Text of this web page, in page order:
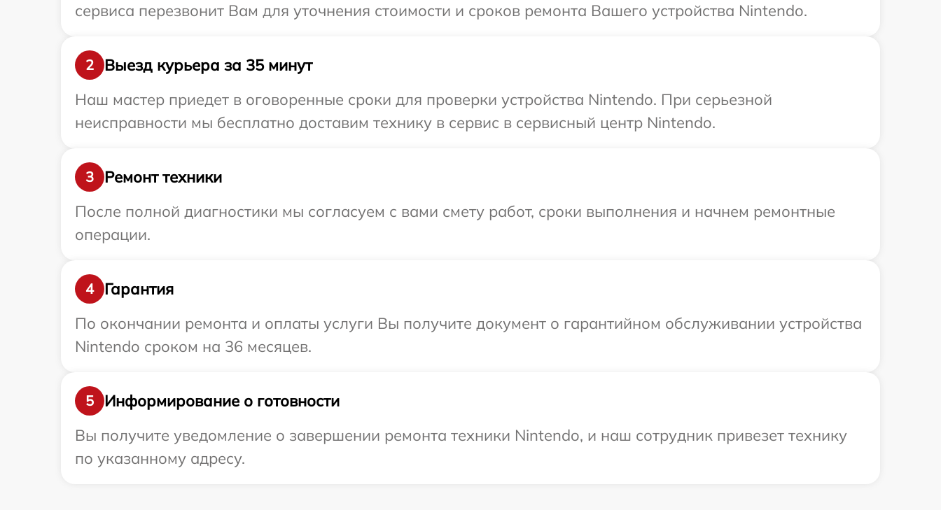
сервиса перезвонит Вам для уточнения стоимости и сроков ремонта Вашего устройства Nintendo.
2
Выезд курьера за 35 минут
Наш мастер приедет в оговоренные сроки для проверки устройства Nintendo. При серьезной
неисправности мы бесплатно доставим технику в сервис в сервисный центр Nintendo.
3
Ремонт техники
После полной диагностики мы согласуем с вами смету работ, сроки выполнения и начнем ремонтные
операции.
4
Гарантия
По окончании ремонта и оплаты услуги Вы получите документ о гарантийном обслуживании устройства
Nintendo сроком на 36 месяцев.
5
Информирование о готовности
Вы получите уведомление о завершении ремонта техники Nintendo, и наш сотрудник привезет технику
по указанному адресу.